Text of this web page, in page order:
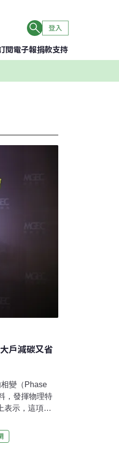
登入
閱電子報捐款支持
戶減碳又省
變（Phase
，發揮物理特
表示，這項技
術的有力夥
熱時變為液態
型態產生改